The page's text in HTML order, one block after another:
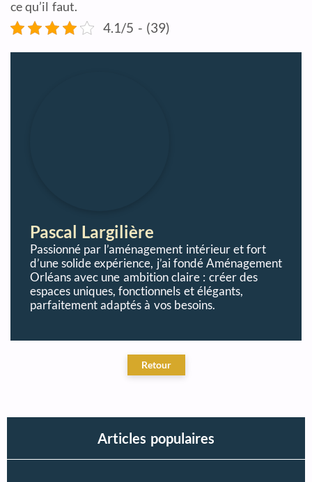
ce qu’il faut.
4.1/5 - (39)
Pascal Largilière
Passionné par l’aménagement intérieur et fort
d’une solide expérience, j’ai fondé Aménagement
Orléans avec une ambition claire : créer des
espaces uniques, fonctionnels et élégants,
parfaitement adaptés à vos besoins.
Articles populaires